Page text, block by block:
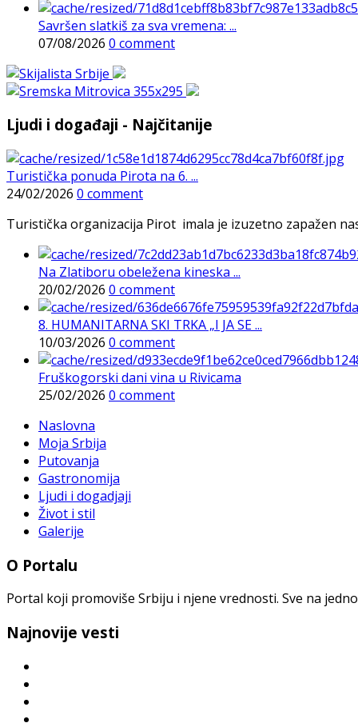
Savršen slatkiš za sva vremena: ...
07/08/2026 0 comment
Ljudi i događaji - Najčitanije
Turistička ponuda Pirota na 6. ...
24/02/2026 0 comment
Turistička organizacija Pirot imala je izuzetno zapažen
Na Zlatiboru obeležena kineska ...
20/02/2026 0 comment
8. HUMANITARNA SKI TRKA „I JA SE ...
10/03/2026 0 comment
Fruškogorski dani vina u Rivicama
25/02/2026 0 comment
Naslovna
Moja Srbija
Putovanja
Gastronomija
Ljudi i dogadjaji
Život i stil
Galerije
O Portalu
Portal koji promoviše Srbiju i njene vrednosti. Sve na
Najnovije vesti